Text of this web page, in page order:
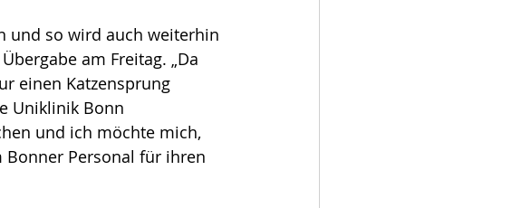
und so wird auch weiterhin
am Freitag. „Da
einen Katzensprung
Uniklinik Bonn
und ich möchte mich,
Personal für ihren